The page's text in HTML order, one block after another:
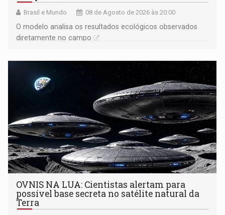
Brasil e Mundo 08 de Agosto de 2026 às 20:00
O modelo analisa os resultados ecológicos observados
diretamente no campo
OVNIS NA LUA: Cientistas alertam para
possível base secreta no satélite natural da
Terra